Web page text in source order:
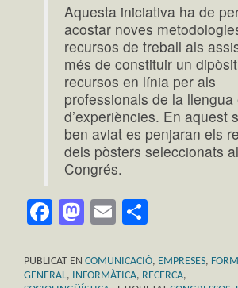
Aquesta iniciativa ha de
acostar noves
recursos de treball als
més de constituir un
recursos en línia per als
professionals de la llengua
d’experiències. En aquest
ben aviat es penjaran els
dels pòsters seleccionats
Congrés.
Facebook
Mastodon
Email
PUBLICAT EN COMUNICACIÓ, EMPRESES,
GENERAL, INFORMÀTICA, RECERCA,